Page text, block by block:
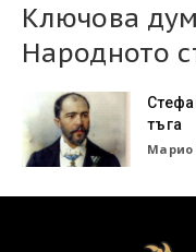
Ключова
Народното
тъга